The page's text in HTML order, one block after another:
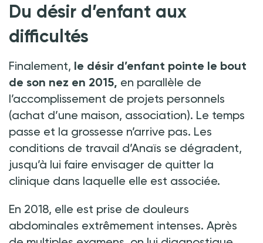
Du désir d’enfant aux
difficultés
Finalement, le désir d’enfant pointe le bout
de son nez en 2015, en parallèle de
l’accomplissement de projets personnels
(achat d’une maison, association). Le temps
passe et la grossesse n’arrive pas. Les
conditions de travail d’Anaïs se dégradent,
jusqu’à lui faire envisager de quitter la
clinique dans laquelle elle est associée.
En 2018, elle est prise de douleurs
abdominales extrêmement intenses. Après